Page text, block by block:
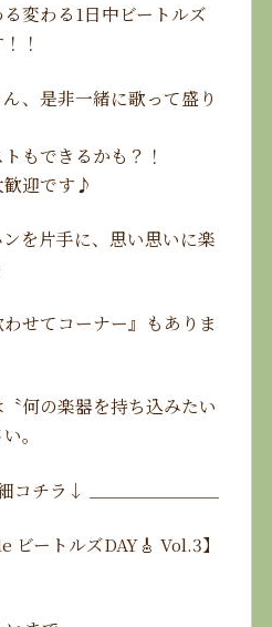
変わる1日中ビートルズ
！
、是非一緒に歌って盛り
もできるかも？！
歓迎です♪
を片手に、思い思いに楽
せてコーナー』もありま
何の楽器を持ち込みたい
。
コチラ↓ _____________
ビートルズDAY🎸 Vol.3】